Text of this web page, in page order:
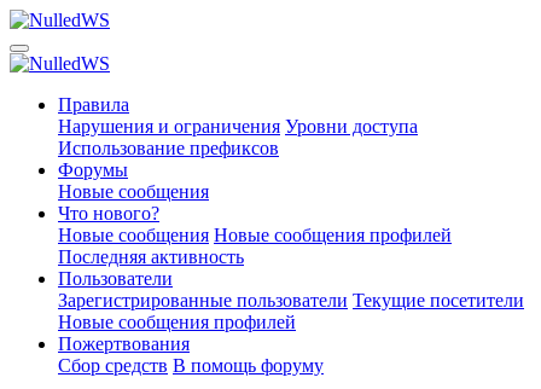
Правила
Нарушения и ограничения Уровни доступа
Использование префиксов
Форумы
Новые сообщения
Что нового?
Новые сообщения Новые сообщения профилей
Последняя активность
Пользователи
Зарегистрированные пользователи Текущие посетители
Новые сообщения профилей
Пожертвования
Сбор средств В помощь форуму